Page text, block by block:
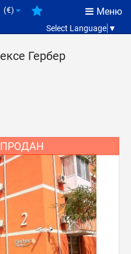
Меню
(€)
Select Language ▼
Гербер